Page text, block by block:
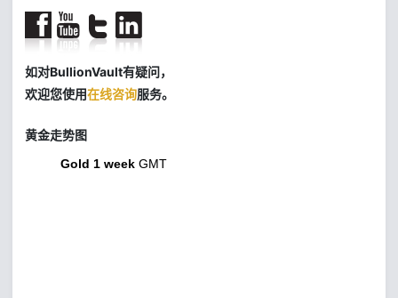
如对BullionVault有疑问，
欢迎您使用在线咨询服务。
黄金走势图
Gold 1 week GMT